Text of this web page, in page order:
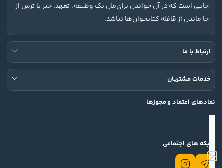
جایی است که در آن خواندن برای‌مان یک وظیفه، تعهد، جبر یا ترس از
جا ماندن از قافله کتابخوان‌ها نباشد.
ارتباط با ما
خدمات مشتریان
نمادهای اعتماد و مجوزها
شبکه های اجتماعی